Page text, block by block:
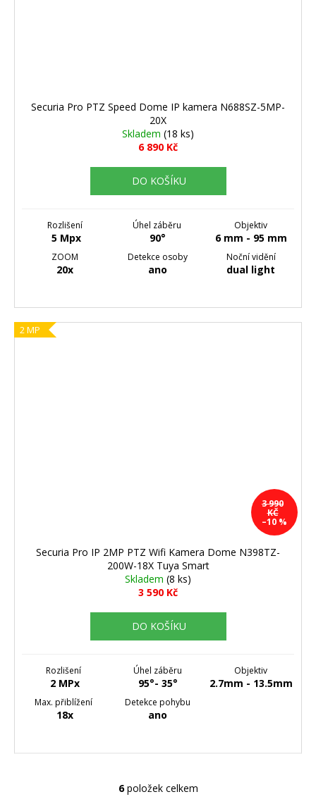
Securia Pro PTZ Speed Dome IP kamera N688SZ-5MP-
20X
Skladem (18 ks)
6 890 Kč
DO KOŠÍKU
Rozlišení
5 Mpx
Úhel záběru
90°
Objektiv
6 mm - 95 mm
ZOOM
20x
Detekce osoby
ano
Noční vidění
dual light
2 MP
3 990
KČ
–10 %
Securia Pro IP 2MP PTZ Wifi Kamera Dome N398TZ-
200W-18X Tuya Smart
Skladem (8 ks)
3 590 Kč
DO KOŠÍKU
Rozlišení
2 MPx
Úhel záběru
95°- 35°
Objektiv
2.7mm - 13.5mm
Max. přiblížení
18x
Detekce pohybu
ano
O
6položek celkem